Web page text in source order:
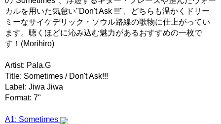
カルを用いた気怠い"Don't Ask !!!"、どちらも温かくドリー
ミーなサイケデリック・ソウル路線の歌物に仕上がってい
ます。聴くほどに沁み込む魅力があるおすすめの一枚で
す！(Morihiro)
Artist: Pala.G
Title: Sometimes / Don't Ask!!!
Label: Jiwa Jiwa
Format: 7"
A1: Sometimes